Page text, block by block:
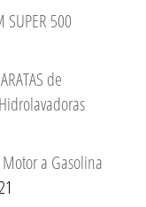
SUPER 500
de
a Gasolina